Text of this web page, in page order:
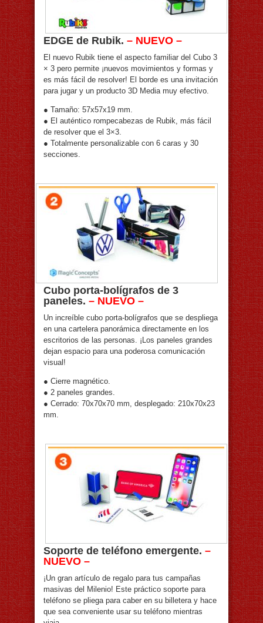
EDGE de Rubik. – NUEVO –
El nuevo Rubik tiene el aspecto familiar del Cubo 3
× 3 pero permite ¡nuevos movimientos y formas y
es más fácil de resolver! El borde es una invitación
para jugar y un producto 3D Media muy efectivo.
● Tamaño: 57x57x19 mm.
● El auténtico rompecabezas de Rubik, más fácil
de resolver que el 3×3.
● Totalmente personalizable con 6 caras y 30
secciones.
Cubo porta-bolígrafos de 3
paneles. – NUEVO –
Un increíble cubo porta-bolígrafos que se despliega
en una cartelera panorámica directamente en los
escritorios de las personas. ¡Los paneles grandes
dejan espacio para una poderosa comunicación
visual!
● Cierre magnético.
● 2 paneles grandes.
● Cerrado: 70x70x70 mm, desplegado: 210x70x23
mm.
Soporte de teléfono emergente. –
NUEVO –
¡Un gran artículo de regalo para tus campañas
masivas del Milenio! Este práctico soporte para
teléfono se pliega para caber en su billetera y hace
que sea conveniente usar su teléfono mientras